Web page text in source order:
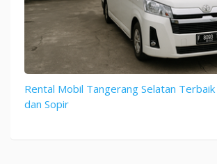
Rental Mobil Tangerang Selatan Terbaik
dan Sopir